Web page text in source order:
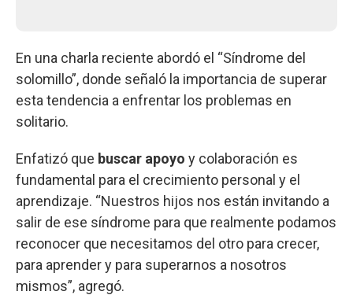
En una charla reciente abordó el “Síndrome del
solomillo”, donde señaló la importancia de superar
esta tendencia a enfrentar los problemas en
solitario.
Enfatizó que buscar apoyo y colaboración es
fundamental para el crecimiento personal y el
aprendizaje. “Nuestros hijos nos están invitando a
salir de ese síndrome para que realmente podamos
reconocer que necesitamos del otro para crecer,
para aprender y para superarnos a nosotros
mismos”, agregó.